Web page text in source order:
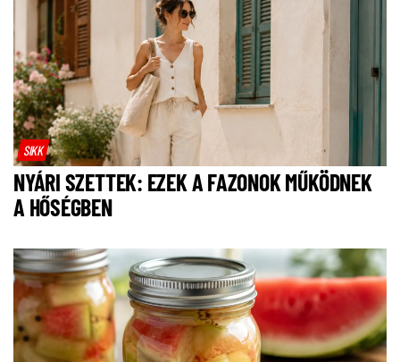
SIKK
NYÁRI SZETTEK: EZEK A FAZONOK MŰKÖDNEK
A HŐSÉGBEN